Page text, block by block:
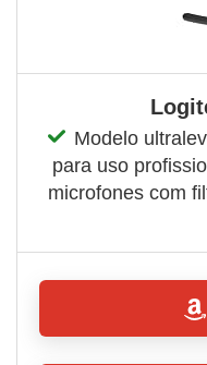
Modelo
para uso
microfones com